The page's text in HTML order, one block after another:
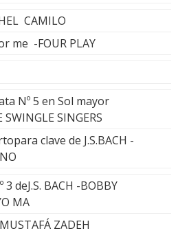
CAMILO
me -FOUR PLAY
Nº 5 en Sol mayor
SINGERS
clave de J.S.BACH -
deJ.S. BACH -BOBBY
MA
ZADEH